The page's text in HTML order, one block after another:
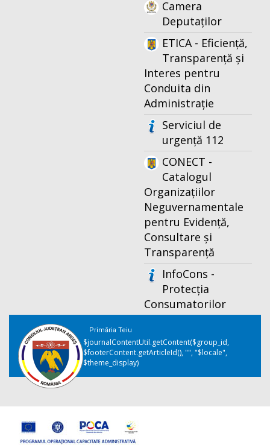
Camera
Deputaților
ETICA - Eficiență,
Transparență și
Interes pentru
Conduita din
Administrație
Serviciul de
urgență 112
CONECT -
Catalogul
Organizațiilor
Neguvernamentale
pentru Evidență,
Consultare și
Transparență
InfoCons -
Protecția
Consumatorilor
Primăria Teiu
$journalContentUtil.getContent($group_id,
$footerContent.getArticleId(), "", "$locale",
$theme_display)